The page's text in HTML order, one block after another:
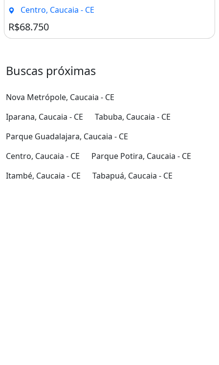
Centro, Caucaia - CE
R$68.750
Buscas próximas
Nova Metrópole, Caucaia - CE
Iparana, Caucaia - CE
Tabuba, Caucaia - CE
Parque Guadalajara, Caucaia - CE
Centro, Caucaia - CE
Parque Potira, Caucaia - CE
Itambé, Caucaia - CE
Tabapuá, Caucaia - CE